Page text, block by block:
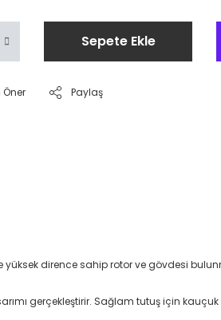
Sepete Ekle
Öner Paylaş
dirence sahip rotor ve gövdesi
gerçekleştirir. Sağlam tutuş için